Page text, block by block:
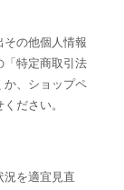
その他個人情報
「特定商取引法
か、ショップペ
ださい。
況を適宜見直